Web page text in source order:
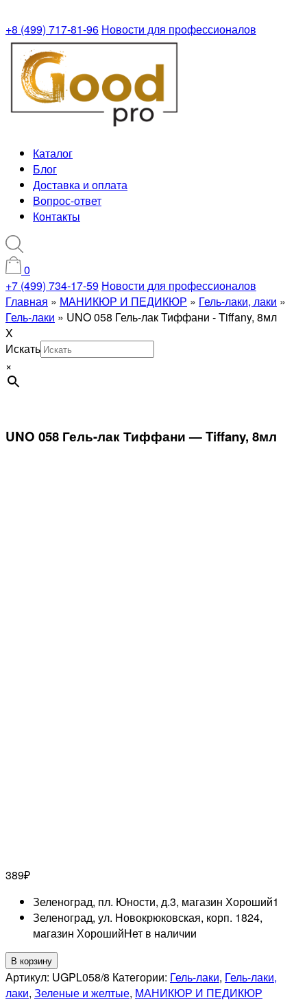
+8 (499) 717-81-96 Новости для профессионалов
Каталог
Блог
Доставка и оплата
Вопрос-ответ
Контакты
0
+7 (499) 734-17-59 Новости для профессионалов
Главная » МАНИКЮР И ПЕДИКЮР » Гель-лаки, лаки »
Гель-лаки » UNO 058 Гель-лак Тиффани - Tiffany, 8мл
X
Искать
×
UNO 058 Гель-лак Тиффани — Tiffany, 8мл
389₽
Зеленоград, пл. Юности, д.3, магазин Хороший1
Зеленоград, ул. Новокрюковская, корп. 1824,
магазин ХорошийНет в наличии
Количество
товара
UNO
В корзину
Артикул: UGPL058/8 Категории: Гель-лаки, Гель-лаки,
лаки, Зеленые и желтые, МАНИКЮР И ПЕДИКЮР